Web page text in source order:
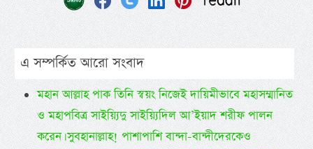
এ সম্পর্কিত আরো সংবাদ
মহান আল্লাহ পাক তিনি স্বয়ং নিজেই দায়িমীভাবে মহাসম্মানিত
ও মহাপবিত্র সাইয়্যিদু সাইয়্যিদিল আ’ইয়াদ শরীফ পালন
করেন। সুবহানাল্লাহ! পাশাপাশি বান্দা-বান্দীদেরকেও